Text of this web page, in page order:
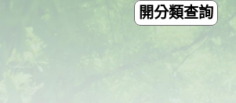
開分類查詢